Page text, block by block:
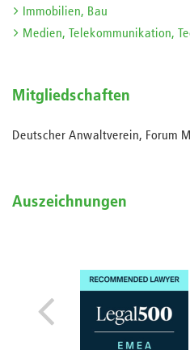
Immobilien, Bau
Medien, Telekommunikation,
Mitgliedschaften
Deutscher Anwaltverein, Forum
Auszeichnungen